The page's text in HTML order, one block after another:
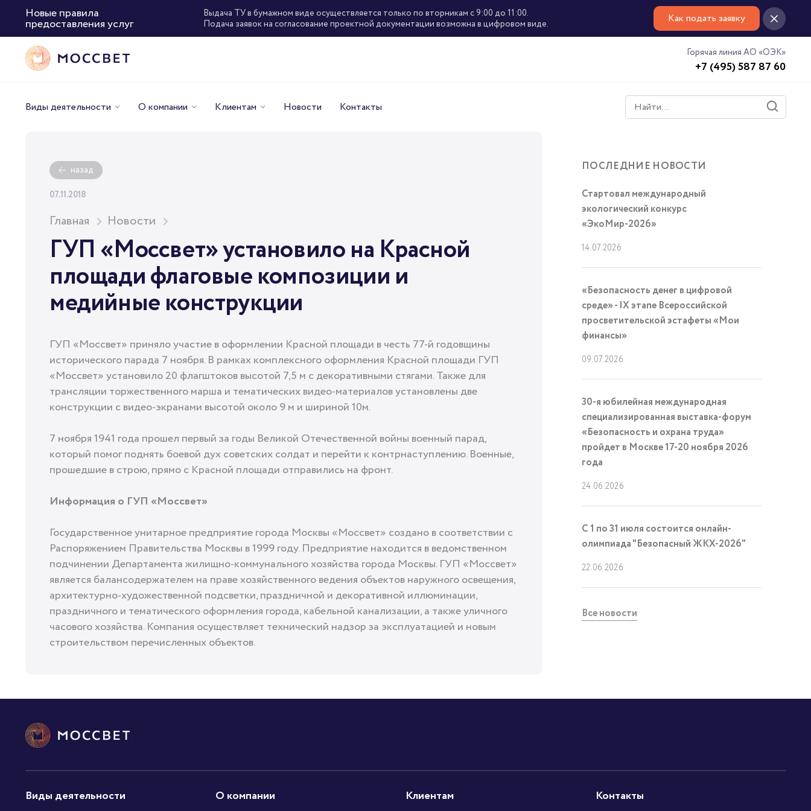
Новые правила
предоставления услуг
Выдача ТУ в бумажном виде осуществляется только по вторникам с 9:00 до 11:00.
Подача заявок на согласование проектной документации возможна в цифровом виде.
Как подать заявку
Горячая линия АО «ОЭК»
+7 (495) 587 87 60
Виды деятельности О компании Клиентам Новости Контакты
назад
07.11.2018
Главная Новости
ГУП «Моссвет» установило на Красной
площади флаговые композиции и
медийные конструкции
ГУП «Моссвет» приняло участие в оформлении Красной площади в честь 77-й годовщины
исторического парада 7 ноября. В рамках комплексного оформления Красной площади ГУП
«Моссвет» установило 20 флагштоков высотой 7,5 м с декоративными стягами. Также для
трансляции торжественного марша и тематических видео-материалов установлены две
конструкции с видео-экранами высотой около 9 м и шириной 10м.
7 ноября 1941 года прошел первый за годы Великой Отечественной войны военный парад,
который помог поднять боевой дух советских солдат и перейти к контрнаступлению. Военные,
прошедшие в строю, прямо с Красной площади отправились на фронт.
Информация о ГУП «Моссвет»
Государственное унитарное предприятие города Москвы «Моссвет» создано в соответствии с
Распоряжением Правительства Москвы в 1999 году. Предприятие находится в ведомственном
подчинении Департамента жилищно-коммунального хозяйства города Москвы. ГУП «Моссвет»
является балансодержателем на праве хозяйственного ведения объектов наружного освещения,
архитектурно-художественной подсветки, праздничной и декоративной иллюминации,
праздничного и тематического оформления города, кабельной канализации, а также уличного
часового хозяйства. Компания осуществляет технический надзор за эксплуатацией и новым
строительством перечисленных объектов.
ПОСЛЕДНИЕ НОВОСТИ
Стартовал международный
экологический конкурс
«ЭкоМир-2026»
14.07.2026
«Безопасность денег в цифровой
среде» - IX этапе Всероссийской
просветительской эстафеты «Мои
финансы»
09.07.2026
30-я юбилейная международная
специализированная выставка-форум
«Безопасность и охрана труда»
пройдет в Москве 17-20 ноября 2026
года
24.06.2026
С 1 по 31 июля состоится онлайн-
олимпиада "Безопасный ЖКХ-2026"
22.06.2026
Все новости
Виды деятельности О компании Клиентам Контакты